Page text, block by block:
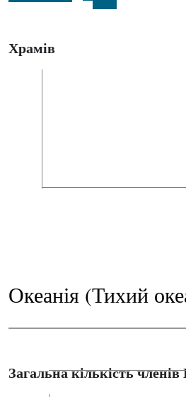
Храмів
Океанія (Тихий
Загальна кількість